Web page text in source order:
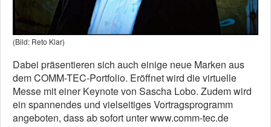
(Bild: Reto Klar)
Dabei präsentieren sich auch einige neue Marken aus
dem COMM-TEC-Portfolio. Eröffnet wird die virtuelle
Messe mit einer Keynote von Sascha Lobo. Zudem wird
ein spannendes und vielseitiges Vortragsprogramm
angeboten, dass ab sofort unter www.comm-tec.de